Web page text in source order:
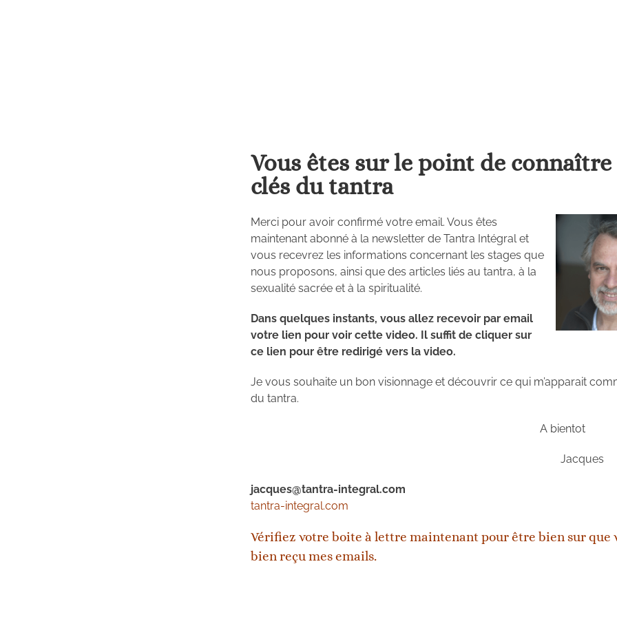
Vous êtes sur le point de connaître
clés du tantra
Merci pour avoir confirmé votre email. Vous êtes
maintenant abonné à la newsletter de Tantra Intégral et
vous recevrez les informations concernant les stages que
nous proposons, ainsi que des articles liés au tantra, à la
sexualité sacrée et à la spiritualité.
Dans quelques instants, vous allez recevoir par email
votre lien pour voir cette video. Il suffit de cliquer sur
ce lien pour être redirigé vers la video.
Je vous souhaite un bon visionnage et découvrir ce qui m’apparait
du tantra.
A bientot
Jacques
jacques@tantra-integral.com
tantra-integral.com
Vérifiez votre boite à lettre maintenant pour être bien sur que
bien reçu mes emails.